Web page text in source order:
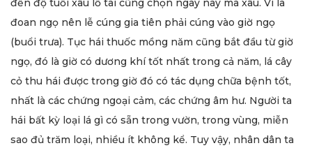
đến độ tuổi xâu lỗ tai cũng chọn ngày này mà xâu. Vì là
đoan ngọ nên lễ cúng gia tiên phải cúng vào giờ ngọ
(buổi trưa). Tục hái thuốc mồng năm cũng bắt đầu từ giờ
ngọ, đó là giờ có dương khí tốt nhất trong cả năm, lá cây
cỏ thu hái được trong giờ đó có tác dụng chữa bệnh tốt,
nhất là các chứng ngoại cảm, các chứng âm hư. Người ta
hái bất kỳ loại lá gì có sẵn trong vườn, trong vùng, miễn
sao đủ trăm loại, nhiều ít không kể. Tuy vậy, nhân dân ta